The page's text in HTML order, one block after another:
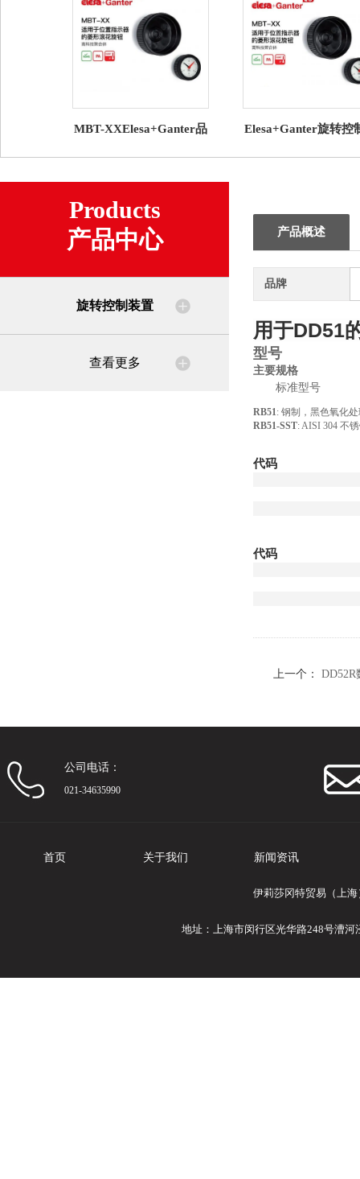
MBT-XXElesa+Ganter品
用于重力式位置显示器
Elesa+Ganter旋转控
式指示器
Products
产品中心
旋转控制装置
查看更多
产品概述
品牌
用于DD51
型号
主要规格
标准型号
RB51: 钢制，黑色氧化
RB51-SST: AISI 304 不
代码
代码
上一个：
公司电话：
021-34635990
首页 关于我们 新闻资讯
伊莉莎冈特贸易（上
地址：上海市闵行区光华路248号漕